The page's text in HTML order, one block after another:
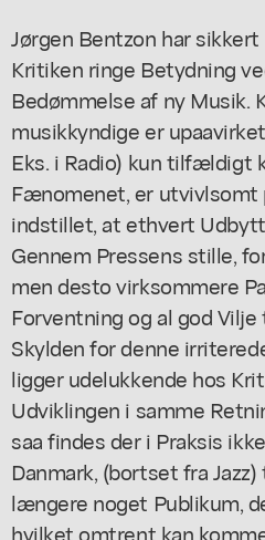
Jørgen Bentzon har
Kritiken ringe Betydning
Bedømmelse af ny Musik.
musikkyndige er
Eks. i Radio) kun tilfældigt
Fænomenet, er utvivlsomt
indstillet, at ethvert
Gennem Pressens stille,
men desto virksommere
Forventning og al god
Skylden for denne
ligger udelukkende hos
Udviklingen i samme
saa findes der i Praksis
Danmark, (bortset fra
længere noget Publikum,
hvilket omtrent kan